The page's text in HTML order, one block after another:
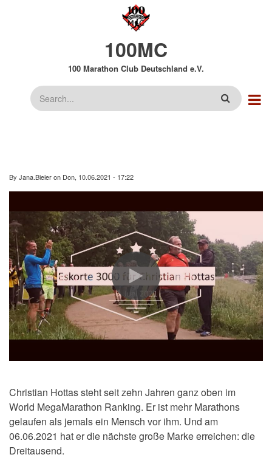
100MC
100 Marathon Club Deutschland e.V.
Suche
By Jana.Bieleron Don, 10.06.2021 - 17:22
Christian Hottas steht seit zehn Jahren ganz oben im
World MegaMarathon Ranking. Er ist mehr Marathons
gelaufen als jemals ein Mensch vor ihm. Und am
06.06.2021 hat er die nächste große Marke erreichen: die
Dreitausend.